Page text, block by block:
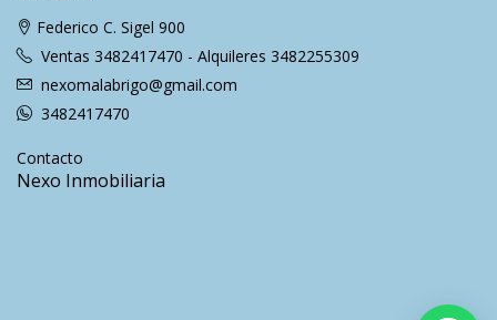
Federico C. Sigel 900
Ventas 3482417470 - Alquileres 3482255309
nexomalabrigo@gmail.com
3482417470
Contacto
Nexo Inmobiliaria